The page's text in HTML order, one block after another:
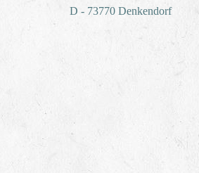
D - 73770 Denkendorf